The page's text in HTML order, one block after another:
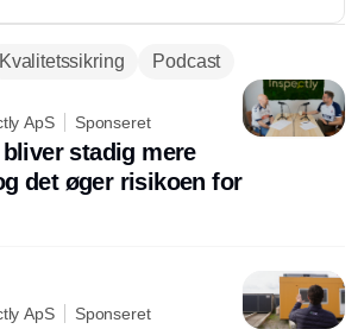
Kvalitetssikring Podcast
ApS Sponseret
stadig mere
det øger risikoen for
ApS Sponseret